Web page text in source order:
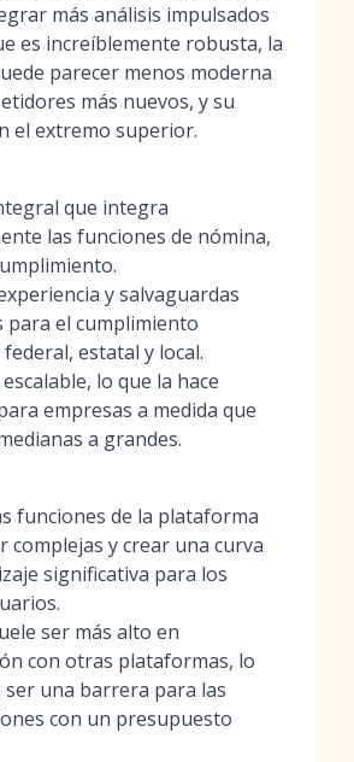
más análisis impulsados
es increíblemente robusta, la
parecer menos moderna
más nuevos, y su
el extremo superior.
que integra
las funciones de nómina,
y salvaguardas
para el cumplimiento
estatal y local.
lo que la hace
empresas a medida que
a grandes.
funciones de la plataforma
complejas y crear una curva
significativa para los
ser más alto en
con otras plataformas, lo
ser una barrera para las
con un presupuesto